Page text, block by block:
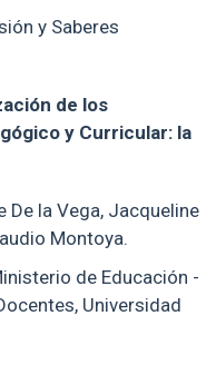
y Saberes
de los
y Curricular: la
De la Vega, Jacqueline
Montoya.
de Educación -
Universidad